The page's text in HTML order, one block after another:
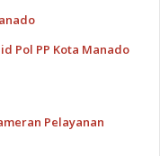
Pol PP Kota Manado
Pelayanan